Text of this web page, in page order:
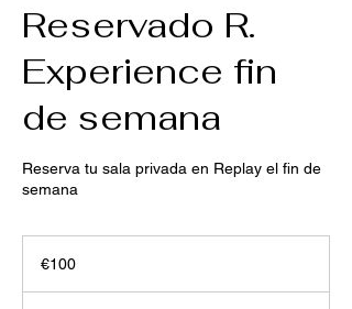
Reservado R.
Experience fin
de semana
Reserva tu sala privada en Replay el fin de
semana
€100